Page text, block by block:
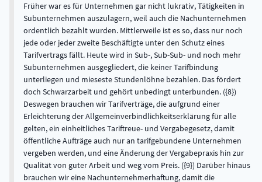
Früher war es für Unternehmen gar nicht lukrativ, Tätigkeiten in
Subunternehmen auszulagern, weil auch die Nachunternehmen
ordentlich bezahlt wurden. Mittlerweile ist es so, dass nur noch
jede oder jeder zweite Beschäftigte unter den Schutz eines
Tarifvertrags fällt. Heute wird in Sub-, Sub-Sub- und noch mehr
Subunternehmen ausgegliedert, die keiner Tarifbindung
unterliegen und mieseste Stundenlöhne bezahlen. Das fördert
doch Schwarzarbeit und gehört unbedingt unterbunden. ({8})
Deswegen brauchen wir Tarifverträge, die aufgrund einer
Erleichterung der Allgemeinverbindlichkeitserklärung für alle
gelten, ein einheitliches Tariftreue- und Vergabegesetz, damit
öffentliche Aufträge auch nur an tarifgebundene Unternehmen
vergeben werden, und eine Änderung der Vergabepraxis hin zur
Qualität von guter Arbeit und weg vom Preis. ({9}) Darüber hinaus
brauchen wir eine Nachunternehmerhaftung, damit die